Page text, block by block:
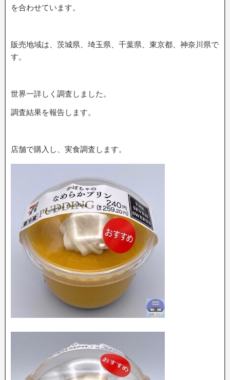
を合わせています。
販売地域は、茨城県、埼玉県、千葉県、東京都、神奈川県で
す。
世界一詳しく調査しました。
調査結果を報告します。
店舗で購入し、実食調査します。